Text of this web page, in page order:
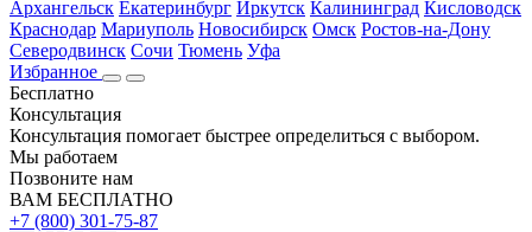
Архангельск Екатеринбург Иркутск Калининград Кисловодск
Краснодар Мариуполь Новосибирск Омск Ростов-на-Дону
Северодвинск Сочи Тюмень Уфа
Избранное
Бесплатно
Консультация
Консультация помогает быстрее определиться с выбором.
Мы работаем
Позвоните нам
ВАМ БЕСПЛАТНО
+7 (800) 301-75-87